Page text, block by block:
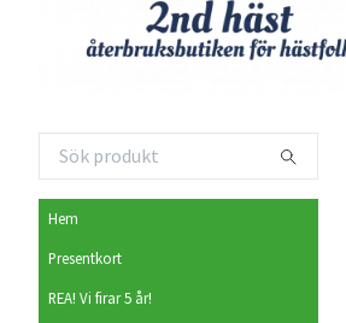
Hem
Presentkort
REA! Vi firar 5 år!